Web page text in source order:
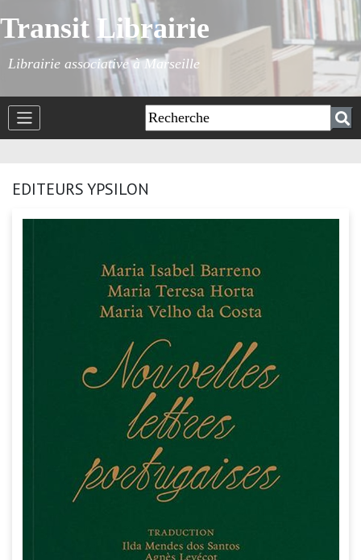
Transit Librairie
Librairie associative à Marseille
EDITEURS YPSILON